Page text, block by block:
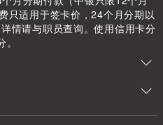
只适用于签卡价，24个月分期以
情请与职员查询。使用信用卡分